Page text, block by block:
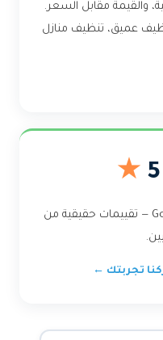
والقيمة مقابل السعر.
عميق، تنظيف منازل
★
متوسط تقييم عملائنا على Google — تقييمات حقيقية من
تجربتك ←